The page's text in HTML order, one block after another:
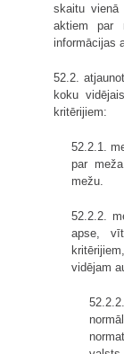
skaitu vienā
aktiem par
informācijas
52.2.
koku
kritērijiem:
52.2.1.
par
mežu.
52.2.2.
apse,
vidējam